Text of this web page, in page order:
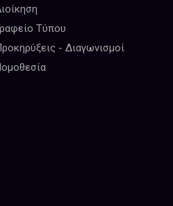
Τύπου
- Διαγωνισμοί